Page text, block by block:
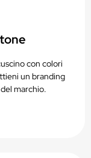
con colori
un branding
marchio.